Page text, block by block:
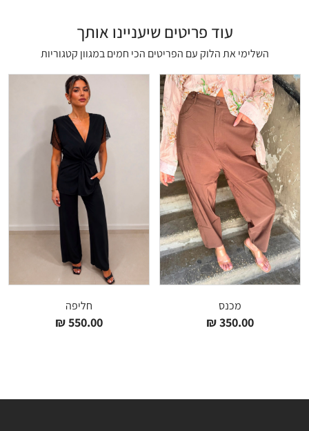
עוד פריטים שיעניינו אותך
השלימי את הלוק עם הפריטים הכי חמים במגוון קטגוריות
מכנס
350.00
₪
חליפה
550.00
₪